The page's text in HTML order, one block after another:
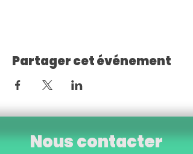
Partager cet événement
Nous contacter